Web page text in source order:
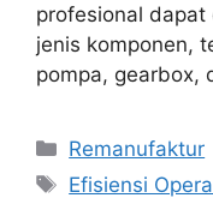
profesional
jenis komponen,
pompa, gearbox,
Categories
Remanufaktur
Tags
Efisiensi